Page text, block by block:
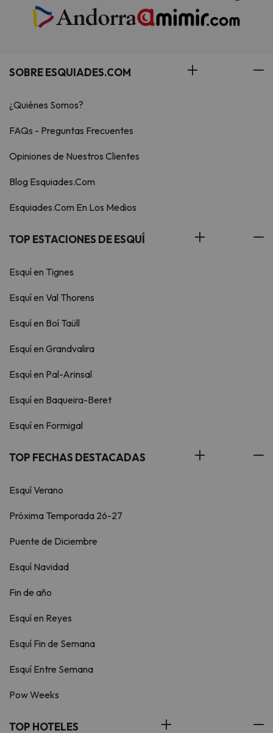
SOBRE ESQUIADES.COM
¿Quiénes Somos?
FAQs - Preguntas Frecuentes
Opiniones de Nuestros Clientes
Blog Esquiades.Com
Esquiades.Com En Los Medios
TOP ESTACIONES DE ESQUÍ
Esquí en Tignes
Esquí en Val Thorens
Esquí en Boí Taüll
Esquí en Grandvalira
Esquí en Pal-Arinsal
Esquí en Baqueira-Beret
Esquí en Formigal
TOP FECHAS DESTACADAS
Esquí Verano
Próxima Temporada 26-27
Puente de Diciembre
Esquí Navidad
Fin de año
Esquí en Reyes
Esquí Fin de Semana
Esquí Entre Semana
Pow Weeks
TOP HOTELES